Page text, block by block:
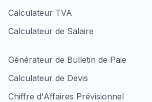
Calculateur TVA
Calculateur de Salaire
Générateur de Bulletin de Paie
Calculateur de Devis
Chiffre d'Affaires Prévisionnel